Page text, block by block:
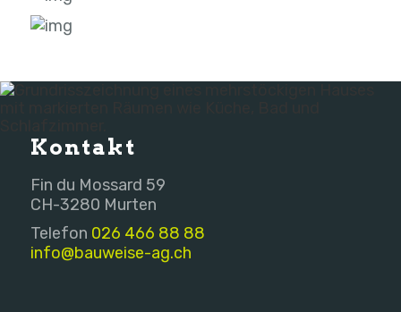
Kontakt
Fin du Mossard 59
CH-3280 Murten
Telefon 026 466 88 88
info@bauweise-ag.ch